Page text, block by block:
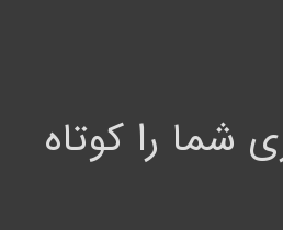
شما را کوتاه